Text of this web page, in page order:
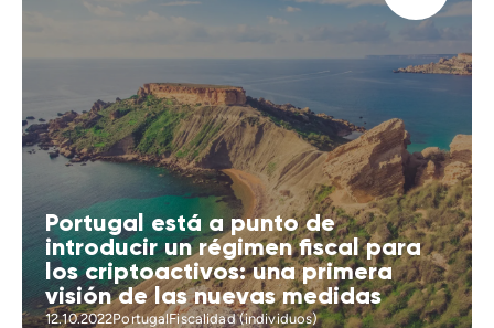
Portugal está a punto de
introducir un régimen fiscal para
los criptoactivos: una primera
visión de las nuevas medidas
12.10.2022PortugalFiscalidad (individuos)